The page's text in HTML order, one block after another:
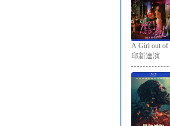
A Girl out
邱新達